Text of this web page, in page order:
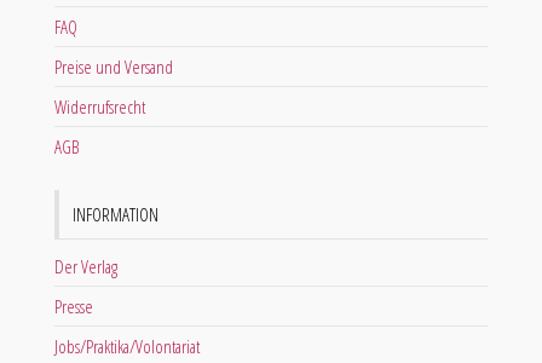
FAQ
Preise und Versand
Widerrufsrecht
AGB
INFORMATION
Der Verlag
Presse
Jobs/Praktika/Volontariat